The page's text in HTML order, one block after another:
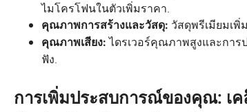
ไมโครโฟนในตัวเพิ่มราคา.
คุณภาพการสร้างและวัสดุ: วัสดุพรีเมียมเ
คุณภาพเสียง: ไดรเวอร์คุณภาพสูงและการ
ฟัง.
การเพิ่มประสบการณ์ของคุณ: เ